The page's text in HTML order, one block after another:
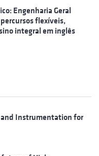
Engenharia Geral
flexíveis,
integral em inglês
and Instrumentation for